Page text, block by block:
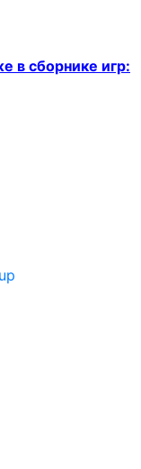
в сборнике игр: